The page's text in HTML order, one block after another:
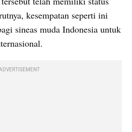
kesempatan seperti ini
sineas muda Indonesia untuk